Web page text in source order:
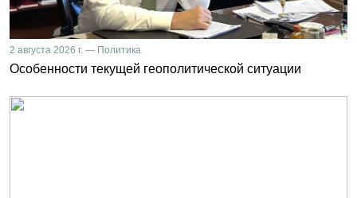
2 августа 2026 г. — Политика
Особенности текущей геополитической ситуации